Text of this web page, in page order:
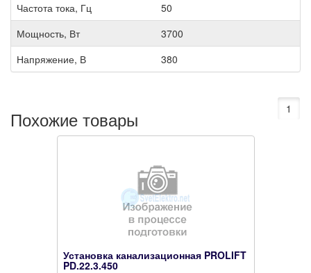
Частота тока, Гц
50
Мощность, Вт
3700
Напряжение, В
380
Похожие товары 1
Установка канализационная PROLIFT
PD.22.3.450